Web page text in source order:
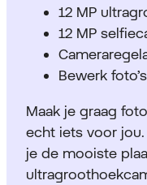
12 MP
12 MP
Bewerk
Maak je graag
echt iets voor
je de mooiste